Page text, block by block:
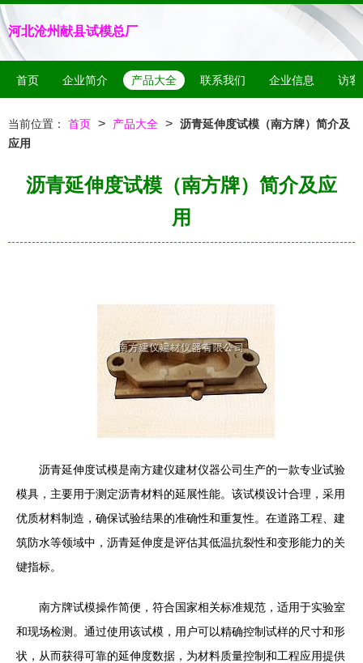
河北沧州献县试模总厂
首页 企业简介 产品大全 联系我们 企业信息 访客
当前位置： 首页 > 产品大全 > 沥青延伸度试模（南方牌）简介及
应用
沥青延伸度试模（南方牌）简介及应
用
沥青延伸度试模是南方建仪建材仪器公司生产的一款专业试验
模具，主要用于测定沥青材料的延展性能。该试模设计合理，采用
优质材料制造，确保试验结果的准确性和重复性。在道路工程、建
筑防水等领域中，沥青延伸度是评估其低温抗裂性和变形能力的关
键指标。
南方牌试模操作简便，符合国家相关标准规范，适用于实验室
和现场检测。通过使用该试模，用户可以精确控制试样的尺寸和形
状，从而获得可靠的延伸度数据，为材料质量控制和工程应用提供